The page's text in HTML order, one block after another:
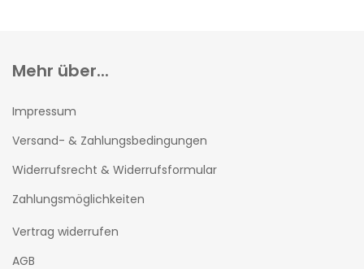
Mehr über...
Impressum
Versand- & Zahlungsbedingungen
Widerrufsrecht & Widerrufsformular
Zahlungsmöglichkeiten
Vertrag widerrufen
AGB